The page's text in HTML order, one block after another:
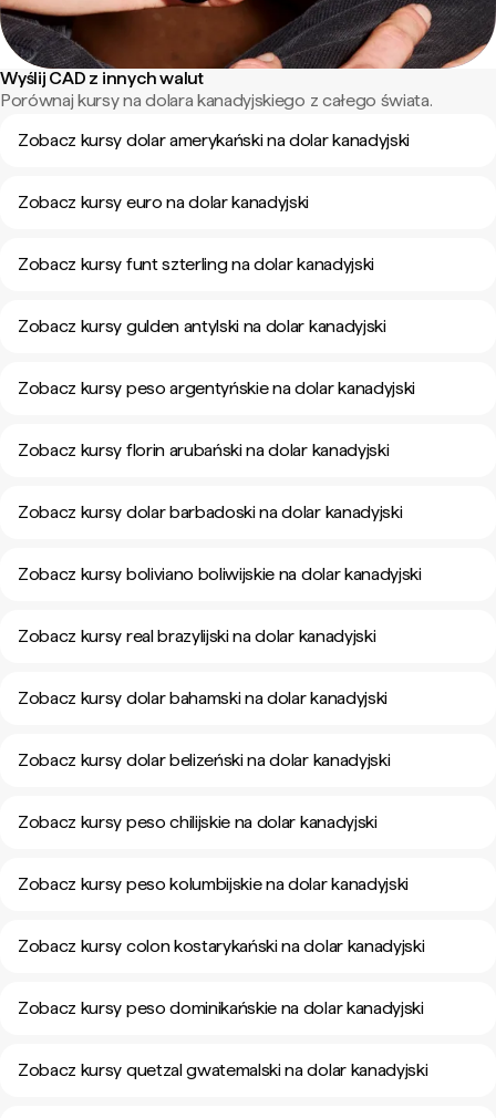
Wyślij CAD z innych walut
Porównaj kursy na dolara kanadyjskiego z całego świata.
Zobacz kursy dolar amerykański na dolar kanadyjski
Zobacz kursy euro na dolar kanadyjski
Zobacz kursy funt szterling na dolar kanadyjski
Zobacz kursy gulden antylski na dolar kanadyjski
Zobacz kursy peso argentyńskie na dolar kanadyjski
Zobacz kursy florin arubański na dolar kanadyjski
Zobacz kursy dolar barbadoski na dolar kanadyjski
Zobacz kursy boliviano boliwijskie na dolar kanadyjski
Zobacz kursy real brazylijski na dolar kanadyjski
Zobacz kursy dolar bahamski na dolar kanadyjski
Zobacz kursy dolar belizeński na dolar kanadyjski
Zobacz kursy peso chilijskie na dolar kanadyjski
Zobacz kursy peso kolumbijskie na dolar kanadyjski
Zobacz kursy colon kostarykański na dolar kanadyjski
Zobacz kursy peso dominikańskie na dolar kanadyjski
Zobacz kursy quetzal gwatemalski na dolar kanadyjski